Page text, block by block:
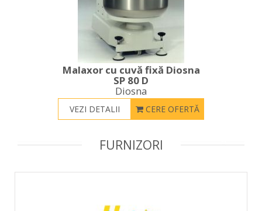
Malaxor cu cuvă fixă Diosna
SP 80 D
Diosna
VEZI DETALII CERE OFERTĂ
FURNIZORI